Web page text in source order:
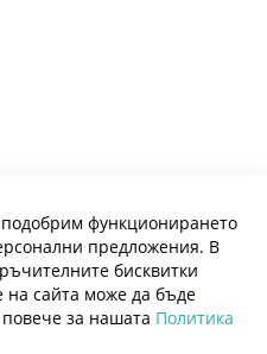
функционирането
предложения. В
бисквитки
на сайта може да бъде
за нашата Политика